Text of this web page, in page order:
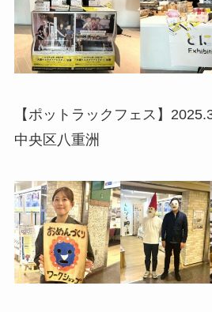
【ポットラックフェス】
中央区八重洲